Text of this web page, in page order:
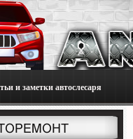
и заметки автослесаря